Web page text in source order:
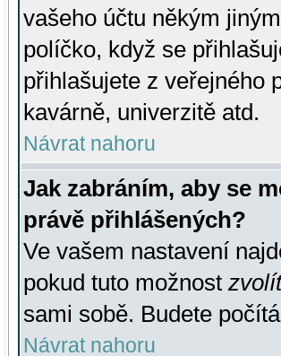
vašeho účtu někým
políčko, když se
přihlašujete z veřejného
kavárně, univerzitě atd.
Návrat nahoru
Jak zabráním, aby se
právě přihlášených?
Ve vašem nastavení
pokud tuto možnost
sami sobě. Budete
Návrat nahoru